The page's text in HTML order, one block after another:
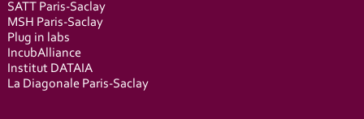
SATT Paris-Saclay
MSH Paris-Saclay
Plug in labs
IncubAlliance
Institut DATAIA
La Diagonale Paris-Saclay